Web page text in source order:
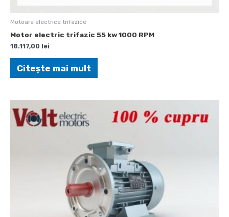
Motoare electrice trifazice
Motor electric trifazic 55 kw 1000 RPM
18.117,00 lei
Citește mai mult